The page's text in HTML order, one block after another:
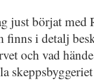
just börjat
finns i detalj
och vad